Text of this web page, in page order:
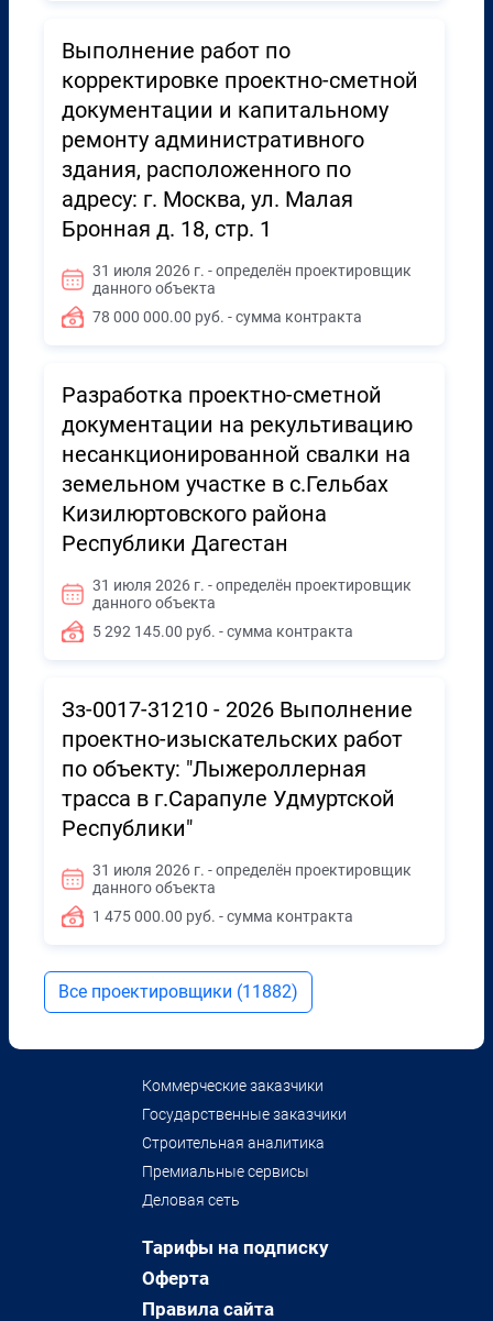
Выполнение работ по
корректировке проектно-сметной
документации и капитальному
ремонту административного
здания, расположенного по
адресу: г. Москва, ул. Малая
Бронная д. 18, стр. 1
31 июля 2026 г. - определён проектировщик
данного объекта
78 000 000.00 руб. - сумма контракта
Разработка проектно-сметной
документации на рекультивацию
несанкционированной свалки на
земельном участке в с.Гельбах
Кизилюртовского района
Республики Дагестан
31 июля 2026 г. - определён проектировщик
данного объекта
5 292 145.00 руб. - сумма контракта
Зз-0017-31210 - 2026 Выполнение
проектно-изыскательских работ
по объекту: "Лыжероллерная
трасса в г.Сарапуле Удмуртской
Республики"
31 июля 2026 г. - определён проектировщик
данного объекта
1 475 000.00 руб. - сумма контракта
Все проектировщики (11882)
Коммерческие заказчики
Государственные заказчики
Строительная аналитика
Премиальные сервисы
Деловая сеть
Тарифы на подписку
Оферта
Правила сайта